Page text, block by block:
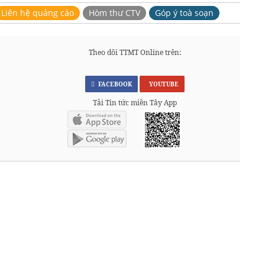
Liên hệ quảng cáo Hòm thư CTV Góp ý toà soạn
Theo dõi TTMT Online trên:
FACEBOOK YOUTUBE
Tải Tin tức miền Tây App